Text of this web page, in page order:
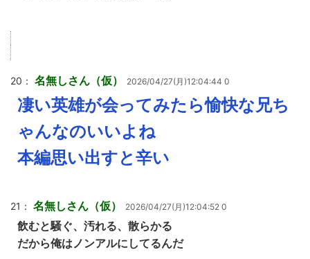
20： 名無しさん（仮） 2026/04/27(月)12:04:44 0
凄い英雄が会ってみたら愉快な兄ち
ゃんなのいいよね
本編思い出すと辛い
21： 名無しさん（仮） 2026/04/27(月)12:04:52 0
飲むと騒ぐ、汚れる、散らかる
だから俺はノンアルにしてるんだ